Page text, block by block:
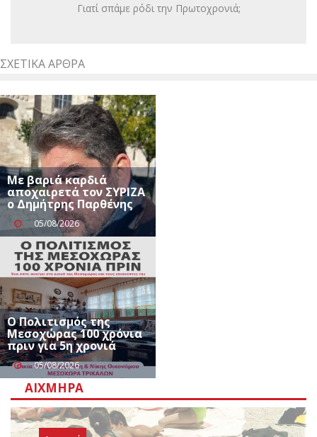
Γιατί σπάμε ρόδι την Πρωτοχρονιά;
ΣΧΕΤΙΚΆ ΆΡΘΡΑ
Με βαριά καρδιά
αποχαιρετά τον ΣΥΡΙΖΑ
ο Δημήτρης Παρθένης
05/08/2026
Ο Πολιτισμός της
Μεσοχώρας 100 χρόνια
πριν για 5η χρονιά
05/08/2026
ΑΙΧΜΗΡΆ